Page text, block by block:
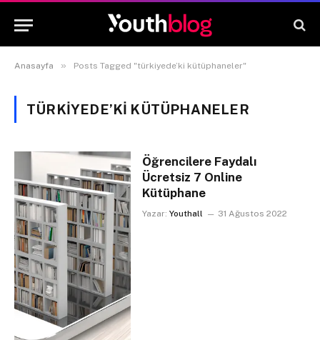
Anasayfa » Posts Tagged "türkiyede’ki kütüphaneler"
TÜRKIYEDE’KI KÜTÜPHANELER
Öğrencilere Faydalı
Ücretsiz 7 Online
Kütüphane
Yazar: Youthall 31 Ağustos 2022